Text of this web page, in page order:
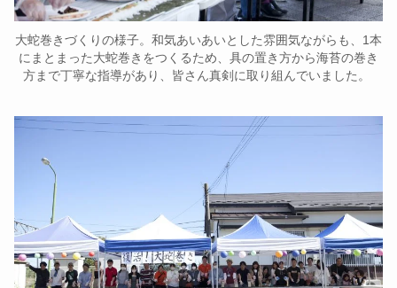
大蛇巻きづくりの様子。和気あいあいとした雰囲気ながらも、1本
にまとまった大蛇巻きをつくるため、具の置き方から海苔の巻き
方まで丁寧な指導があり、皆さん真剣に取り組んでいました。